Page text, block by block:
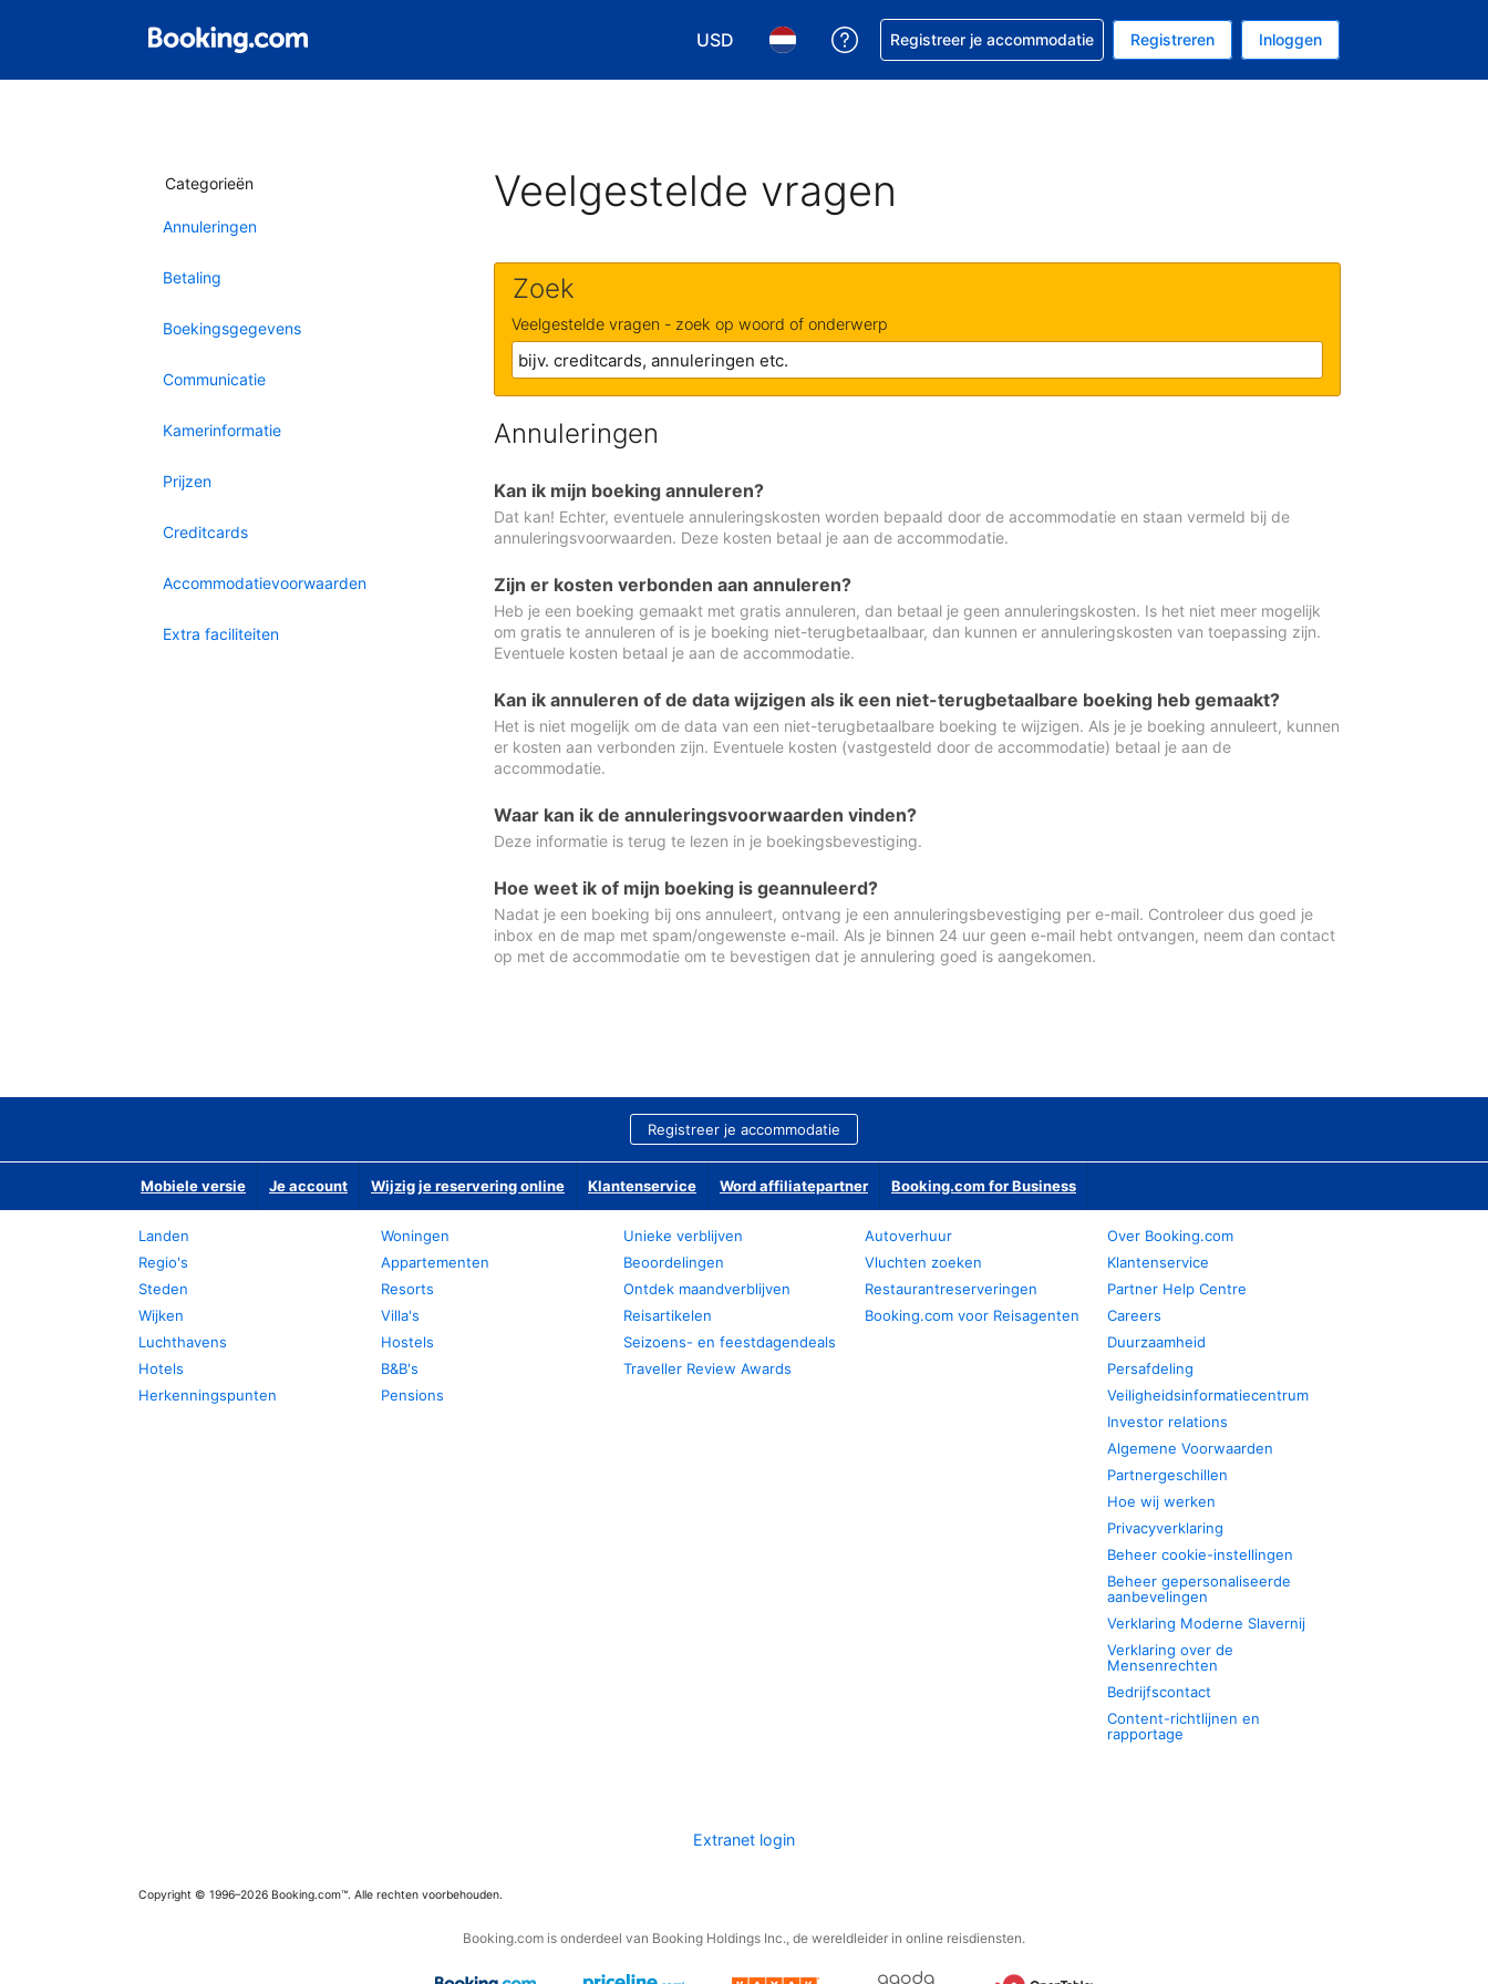
USD
Kies je valuta. Je huidige valuta is Amerikaanse dollar
Kies je taal. Je huidige taal is Nederlands
Krijg hulp bij je reservering
Registreer je accommodatie Registreren Inloggen
Categorieën
Annuleringen
Betaling
Boekingsgegevens
Communicatie
Kamerinformatie
Prijzen
Creditcards
Accommodatievoorwaarden
Extra faciliteiten
Veelgestelde vragen
Zoek
Veelgestelde vragen - zoek op woord of onderwerp
Annuleringen
Kan ik mijn boeking annuleren?
Dat kan! Echter, eventuele annuleringskosten worden bepaald door de accommodatie en staan vermeld bij de
annuleringsvoorwaarden. Deze kosten betaal je aan de accommodatie.
Zijn er kosten verbonden aan annuleren?
Heb je een boeking gemaakt met gratis annuleren, dan betaal je geen annuleringskosten. Is het niet meer mogelijk
om gratis te annuleren of is je boeking niet-terugbetaalbaar, dan kunnen er annuleringskosten van toepassing zijn.
Eventuele kosten betaal je aan de accommodatie.
Kan ik annuleren of de data wijzigen als ik een niet-terugbetaalbare boeking heb gemaakt?
Het is niet mogelijk om de data van een niet-terugbetaalbare boeking te wijzigen. Als je je boeking annuleert, kunnen
er kosten aan verbonden zijn. Eventuele kosten (vastgesteld door de accommodatie) betaal je aan de
accommodatie.
Waar kan ik de annuleringsvoorwaarden vinden?
Deze informatie is terug te lezen in je boekingsbevestiging.
Hoe weet ik of mijn boeking is geannuleerd?
Nadat je een boeking bij ons annuleert, ontvang je een annuleringsbevestiging per e-mail. Controleer dus goed je
inbox en de map met spam/ongewenste e-mail. Als je binnen 24 uur geen e-mail hebt ontvangen, neem dan contact
op met de accommodatie om te bevestigen dat je annulering goed is aangekomen.
Registreer je accommodatie
Mobiele versie Je account Wijzig je reservering online Klantenservice Word affiliatepartner Booking.com for Business
Landen
Regio's
Steden
Wijken
Luchthavens
Hotels
Herkenningspunten
Woningen
Appartementen
Resorts
Villa's
Hostels
B&B's
Pensions
Unieke verblijven
Beoordelingen
Ontdek maandverblijven
Reisartikelen
Seizoens- en feestdagendeals
Traveller Review Awards
Autoverhuur
Vluchten zoeken
Restaurantreserveringen
Booking.com voor Reisagenten
Over Booking.com
Klantenservice
Partner Help Centre
Careers
Duurzaamheid
Persafdeling
Veiligheidsinformatiecentrum
Investor relations
Algemene Voorwaarden
Partnergeschillen
Hoe wij werken
Privacyverklaring
Beheer cookie-instellingen
Beheer gepersonaliseerde
aanbevelingen
Verklaring Moderne Slavernij
Verklaring over de
Mensenrechten
Bedrijfscontact
Content-richtlijnen en
rapportage
Extranet login
Copyright © 1996–2026 Booking.com™. Alle rechten voorbehouden.
Booking.com is onderdeel van Booking Holdings Inc., de wereldleider in online reisdiensten.